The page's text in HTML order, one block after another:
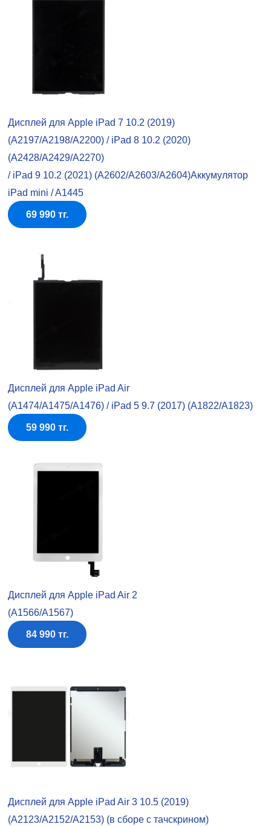
Дисплей для Apple iPad 7 10.2 (2019)
(A2197/A2198/A2200) / iPad 8 10.2 (2020)
(A2428/A2429/A2270)
/ iPad 9 10.2 (2021) (A2602/A2603/A2604)Аккумулятор
iPad mini / A1445
69 990 тг.
Дисплей для Apple iPad Air
(A1474/A1475/A1476) / iPad 5 9.7 (2017) (A1822/A1823)
59 990 тг.
Дисплей для Apple iPad Air 2
(A1566/A1567)
84 990 тг.
Дисплей для Apple iPad Air 3 10.5 (2019)
(A2123/A2152/A2153) (в сборе с тачскрином)